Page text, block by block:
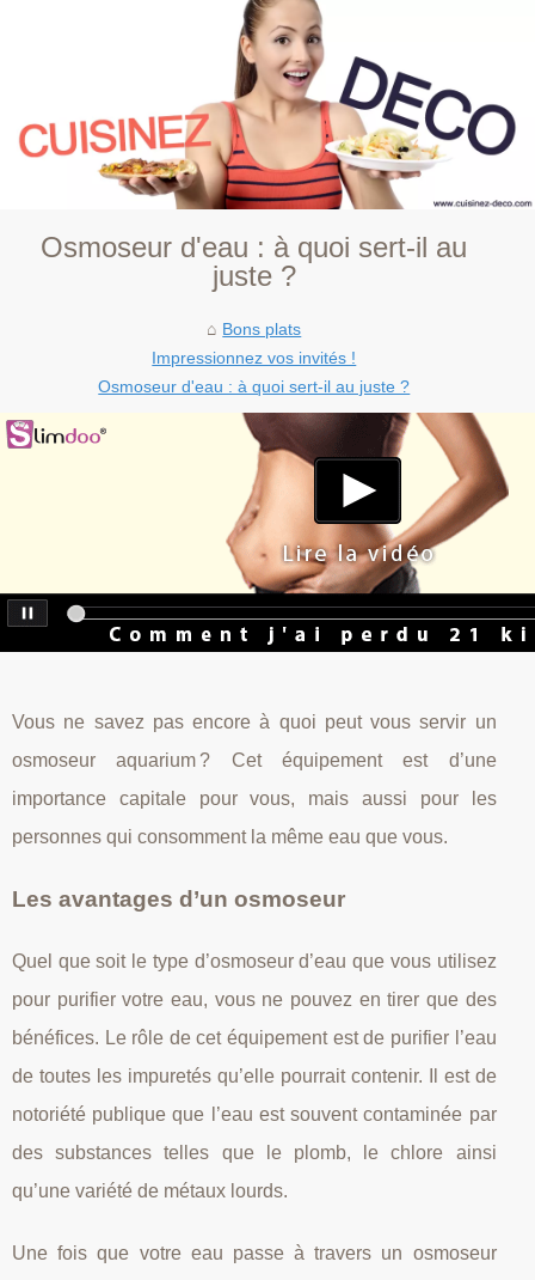
Osmoseur d'eau : à quoi sert-il au
juste ?
Bons plats
Impressionnez vos invités !
Osmoseur d'eau : à quoi sert-il au juste ?
Vous ne savez pas encore à quoi peut vous servir un
osmoseur aquarium ? Cet équipement est d’une
importance capitale pour vous, mais aussi pour les
personnes qui consomment la même eau que vous.
Les avantages d’un osmoseur
Quel que soit le type d’osmoseur d’eau que vous utilisez
pour purifier votre eau, vous ne pouvez en tirer que des
bénéfices. Le rôle de cet équipement est de purifier l’eau
de toutes les impuretés qu’elle pourrait contenir. Il est de
notoriété publique que l’eau est souvent contaminée par
des substances telles que le plomb, le chlore ainsi
qu’une variété de métaux lourds.
Une fois que votre eau passe à travers un osmoseur